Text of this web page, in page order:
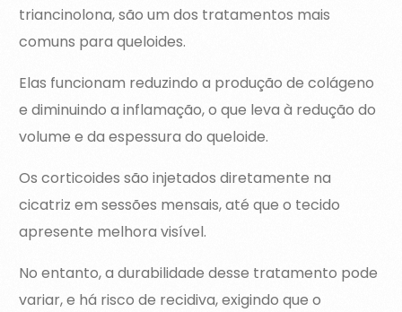
triancinolona, são um dos tratamentos mais
comuns para queloides.
Elas funcionam reduzindo a produção de colágeno
e diminuindo a inflamação, o que leva à redução do
volume e da espessura do queloide.
Os corticoides são injetados diretamente na
cicatriz em sessões mensais, até que o tecido
apresente melhora visível.
No entanto, a durabilidade desse tratamento pode
variar, e há risco de recidiva, exigindo que o